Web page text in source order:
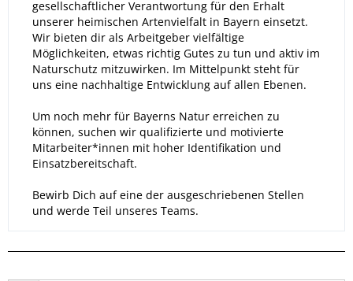
gesellschaftlicher Verantwortung für den Erhalt
unserer heimischen Artenvielfalt in Bayern einsetzt.
Wir bieten dir als Arbeitgeber vielfältige
Möglichkeiten, etwas richtig Gutes zu tun und aktiv im
Naturschutz mitzuwirken. Im Mittelpunkt steht für
uns eine nachhaltige Entwicklung auf allen Ebenen.
Um noch mehr für Bayerns Natur erreichen zu
können, suchen wir qualifizierte und motivierte
Mitarbeiter*innen mit hoher Identifikation und
Einsatzbereitschaft.
Bewirb Dich auf eine der ausgeschriebenen Stellen
und werde Teil unseres Teams.